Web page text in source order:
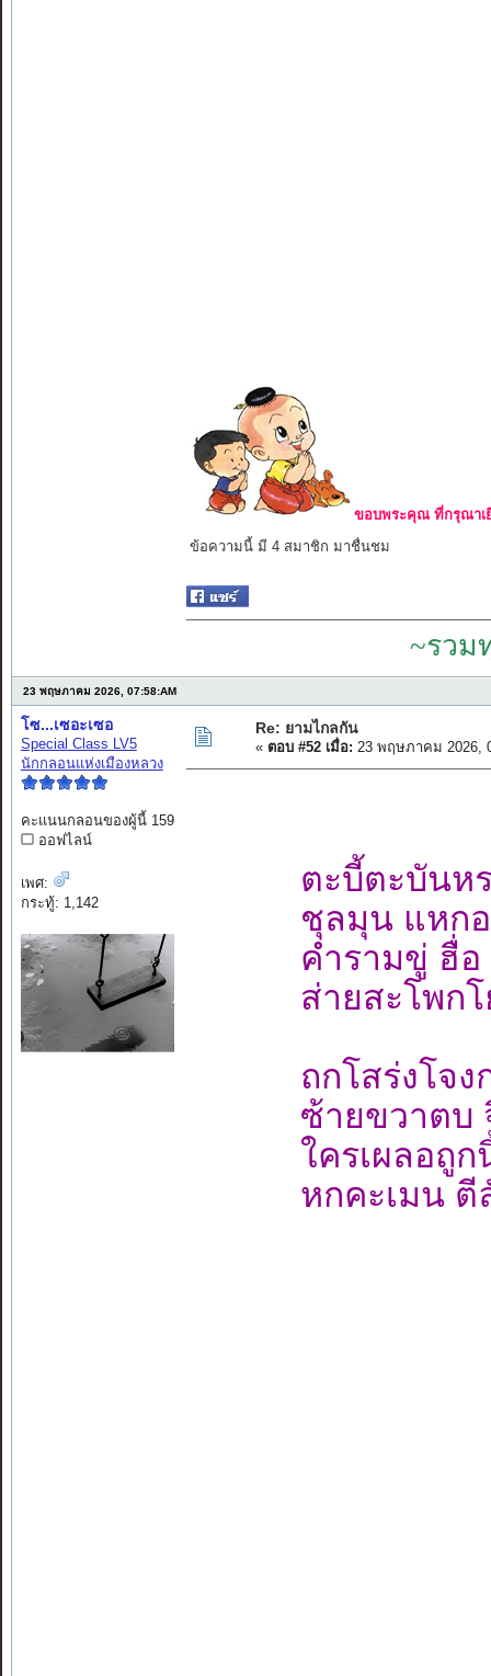
ขอบพระคุณ ที่กรุณาเ
ข้อความนี้ มี 4 สมาชิก มาชื่นชม
~รวม
23 พฤษภาคม 2026, 07:58:AM
โซ...เซอะเซอ
Special Class LV5
นักกลอนแห่งเมืองหลวง
คะแนนกลอนของผู้นี้ 159
ออฟไลน์
เพศ:
กระทู้: 1,142
Re: ยามไกลกัน
« ตอบ #52 เมื่อ: 23 พฤษภาคม 2026,
ตะบี้ตะบันห
ชุลมุน แหก
คำรามขู่ ฮื่อ
ส่ายสะโพก
ถกโสร่งโจง
ซ้ายขวาตบ
ใครเผลอถู
หกคะเมน ตี